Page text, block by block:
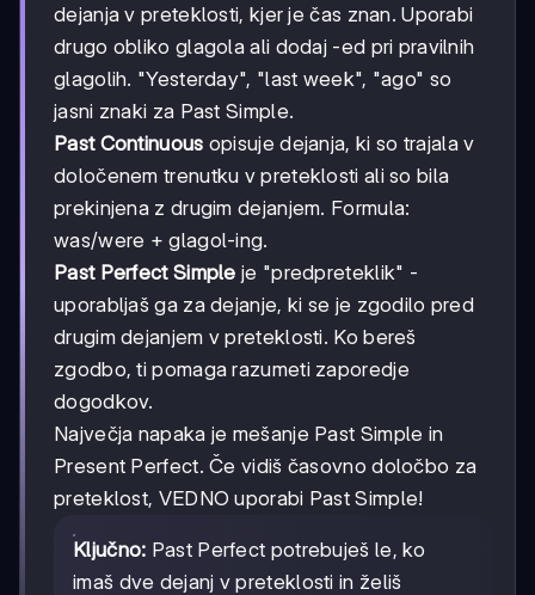
dejanja v preteklosti, kjer je čas znan. Uporabi
drugo obliko glagola ali dodaj -ed pri pravilnih
glagolih. "Yesterday", "last week", "ago" so
jasni znaki za Past Simple.
Past Continuous opisuje dejanja, ki so trajala v
določenem trenutku v preteklosti ali so bila
prekinjena z drugim dejanjem. Formula:
was/were + glagol-ing.
Past Perfect Simple je "predpreteklik" -
uporabljaš ga za dejanje, ki se je zgodilo pred
drugim dejanjem v preteklosti. Ko bereš
zgodbo, ti pomaga razumeti zaporedje
dogodkov.
Največja napaka je mešanje Past Simple in
Present Perfect. Če vidiš časovno določbo za
preteklost, VEDNO uporabi Past Simple!
Ključno: Past Perfect potrebuješ le, ko
imaš dve dejanj v preteklosti in želiš